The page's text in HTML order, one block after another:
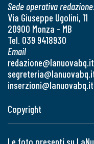
Sede operativa
Via Giuseppe Ugolini, 11
20900 Monza - MB
Tel. 039 9418930
Email
redazione@lanuovabq.it
inserzioni@lanuovabq.it
Copyright